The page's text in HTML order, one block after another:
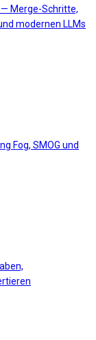
Merge-Schritte,
modernen LLMs
Fog, SMOG und